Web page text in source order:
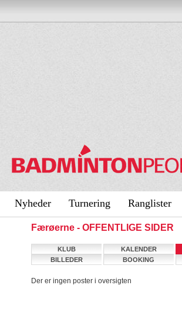
Nyheder Turnering Ranglister
Færøerne - OFFENTLIGE SIDER
KLUB KALENDER
BILLEDER
BOOKING
Der er ingen poster i oversigten